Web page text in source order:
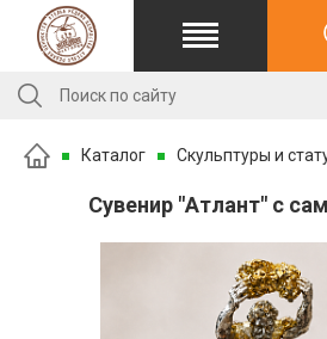
Каталог Скульптуры и
Сувенир "Атлант" с